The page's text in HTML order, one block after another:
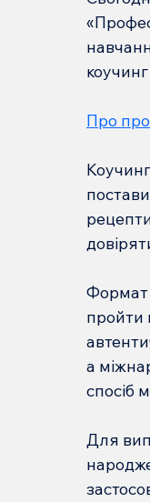
Про
Формат
пройти
а
спосіб
Для